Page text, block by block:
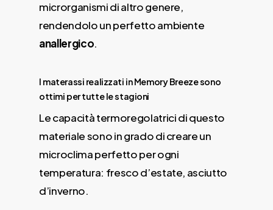
microrganismi di altro genere,
rendendolo un perfetto ambiente
anallergico.
I materassi realizzati in Memory Breeze sono
ottimi per tutte le stagioni
Le capacità termoregolatrici di questo
materiale sono in grado di creare un
microclima perfetto per ogni
temperatura: fresco d’estate, asciutto
d’inverno.